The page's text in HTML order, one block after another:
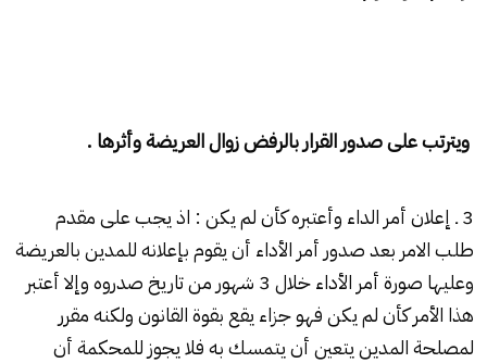
ويترتب على صدور القرار بالرفض زوال العريضة وأثرها .
3 ـ إعلان أمر الداء وأعتبره كأن لم يكن : اذ يجب على مقدم
طلب الامر بعد صدور أمر الأداء أن يقوم بإعلانه للمدين بالعريضة
وعليها صورة أمر الأداء خلال 3 شهور من تاريخ صدروه وإلا أعتبر
هذا الأمر كأن لم يكن فهو جزاء يقع بقوة القانون ولكنه مقرر
لمصلحة المدين يتعين أن يتمسك به فلا يجوز للمحكمة أن